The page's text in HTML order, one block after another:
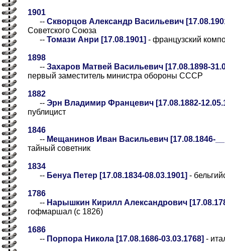
1901
-- Скворцов Александр Васильевич
Советского Союза
-- Томази Анри [17.08.1901] - французский
1898
-- Захаров Матвей Васильевич [17.08.1898-
первый заместитель министра обороны СССР
1882
-- Эрн Владимир Францевич [17.08.1882-
публицист
1846
-- Мещанинов Иван Васильевич [17.08.1846-
тайный советник
1834
-- Бенуа Петер [17.08.1834-08.03.1901] -
1786
-- Нарышкин Кирилл Александрович
гофмаршал (с 1826)
1686
-- Порпора Никола [17.08.1686-03.03.1768] -